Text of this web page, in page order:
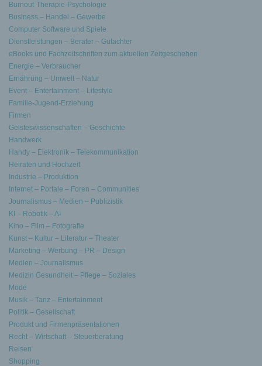
Burnout-Therapie-Psychologie
Business – Handel – Gewerbe
Computer Software und Spiele
Dienstleistungen – Berater – Gutachter
eBooks und Fachzeitschriften zum aktuellen Zeitgeschehen
Energie – Verbraucher
Ernährung – Umwelt – Natur
Event – Entertainment – Lifestyle
Familie-Jugend-Erziehung
Firmen
Geisteswissenschaften – Geschichte
Handwerk
Handy – Elektronik – Telekommunikation
Heiraten und Hochzeit
Industrie – Produktion
Internet – Portale – Foren – Communities
Journalismus – Medien – Publizistik
KI – Robotik – AI
Kino – Film – Fotografie
Kunst – Kultur – Literatur – Theater
Marketing – Werbung – PR – Design
Medien – Journalismus
Medizin Gesundheit – Pflege – Soziales
Mode
Musik – Tanz – Entertainment
Politik – Gesellschaft
Produkt und Firmenpräsentationen
Recht – Wirtschaft – Steuerberatung
Reisen
Shopping